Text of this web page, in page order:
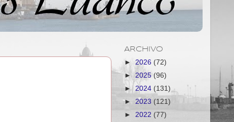
ARCHIVO
► 2026 (72)
► 2025 (96)
► 2024 (131)
► 2023 (121)
► 2022 (77)